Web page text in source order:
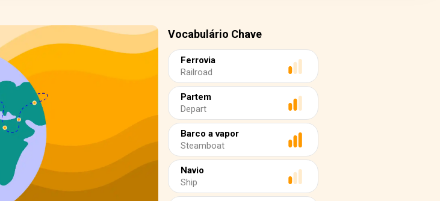
Vocabulário Chave
Ferrovia
Railroad
Partem
Depart
Barco a vapor
Steamboat
Navio
Ship